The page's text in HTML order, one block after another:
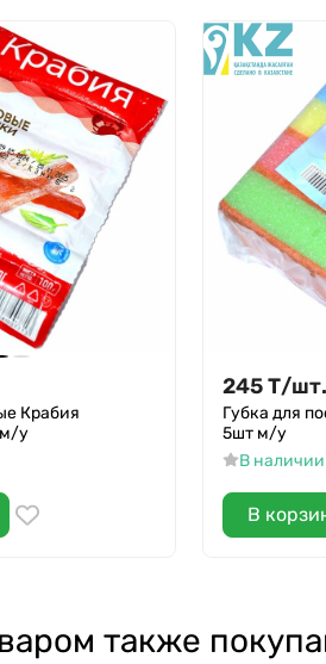
Крабия
м/у
245Т/шт.
Губка для
5шт м/у
В наличии
В
также